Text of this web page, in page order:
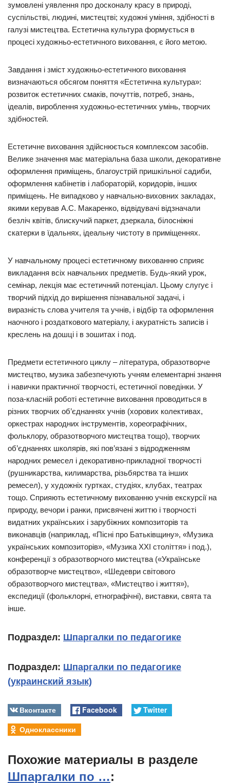
зумовлені уявлення про досконалу красу в природі,
суспільстві, людині, мистецтві; художні уміння, здібності в
галузі мистецтва. Естетична культура формується в
процесі художньо-естетичного виховання, є його метою.
Завдання і зміст художньо-естетичного виховання
визначаються обсягом поняття «Естетична культура»:
розвиток естетичних смаків, почуттів, потреб, знань,
ідеалів, вироблення художньо-естетичних умінь, творчих
здібностей.
Естетичне виховання здійснюється комплексом засобів.
Велике значення має матеріальна база школи, декоративне
оформлення приміщень, благоустрій пришкільної садиби,
оформлення кабінетів і лабораторій, коридорів, інших
приміщень. Не випадково у навчально-виховних закладах,
якими керував А.С. Макаренко, відвідувачі відзначали
безліч квітів, блискучий паркет, дзеркала, білосніжні
скатерки в їдальнях, ідеальну чистоту в приміщеннях.
У навчальному процесі естетичному вихованню сприяє
викладання всіх навчальних предметів. Будь-який урок,
семінар, лекція має естетичний потенціал. Цьому слугує і
творчий підхід до вирішення пізнавальної задачі, і
виразність слова учителя та учнів, і відбір та оформлення
наочного і роздаткового матеріалу, і акуратність записів і
креслень на дошці і в зошитах і под.
Предмети естетичного циклу – література, образотворче
мистецтво, музика забезпечують учням елементарні знання
і навички практичної творчості, естетичної поведінки. У
поза-класній роботі естетичне виховання проводиться в
різних творчих об’єднаннях учнів (хорових колективах,
оркестрах народних інструментів, хореографічних,
фольклору, образотворчого мистецтва тощо), творчих
об’єднаннях школярів, які пов’язані з відродженням
народних ремесел і декоративно-прикладної творчості
(рушникарства, килимарства, різьбярства та інших
ремесел), у художніх гуртках, студіях, клубах, театрах
тощо. Сприяють естетичному вихованню учнів екскурсії на
природу, вечори і ранки, присвячені життю і творчості
видатних українських і зарубіжних композиторів та
виконавців (наприклад, «Пісні про Батьківщину», «Музика
українських композиторів», «Музика XXI століття» і под.),
конференції з образотворчого мистецтва («Українське
образотворче мистецтво», «Шедеври світового
образотворчого мистецтва», «Мистецтво і життя»),
експедиції (фольклорні, етнографічні), виставки, свята та
інше.
Подраздел: Шпаргалки по педагогике
Подраздел: Шпаргалки по педагогике
(украинский язык)
Вконтакте Facebook
Twitter
Одноклассники
Похожие материалы в разделе
Шпаргалки по …: